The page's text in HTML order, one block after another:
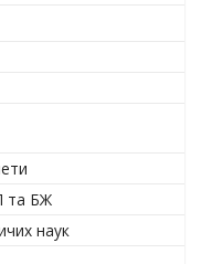
та БЖ
наук